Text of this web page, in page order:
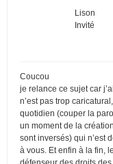
Lison
Invité
Coucou
je relance ce sujet car
n’est pas trop
quotidien (couper la
un moment de la
sont inversés) qui n’est
à vous. Et enfin à la fin,